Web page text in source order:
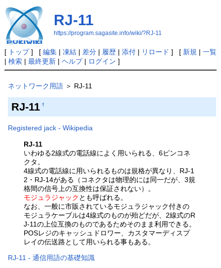
RJ-11
https://program.sagasite.info/wiki/?RJ-11
[ トップ] [ 編集| 凍結| 差分| 履歴| 添付| リロード ] [ 新規 | 一覧
| 検索| 最終更新| ヘルプ| ログイン ]
ネットワーク用語 ＞ RJ-11
RJ-11 †
Registered jack - Wikipedia
RJ-11
いわゆる2線式の電話線によく用いられる、6ピンコネ
クタ。
4線式の電話線に用いられるものは規格が異なり、RJ-1
2・RJ-14がある（コネクタは物理的には同一だが、3規
格間の信号上の互換性は保証されない）。
モジュラジャック とも呼ばれる。
なお、一般に市販されているモジュラジャック付きの
モジュラケーブルは4線式のものが殆どだが、2線式のR
J-11の上位互換のものであるためそのまま利用できる。
POSレジのキャッシュドロワー、カスタマーディスプ
レイの伝送路として用いられる事もある。
RJ-11 - 通信用語の基礎知識